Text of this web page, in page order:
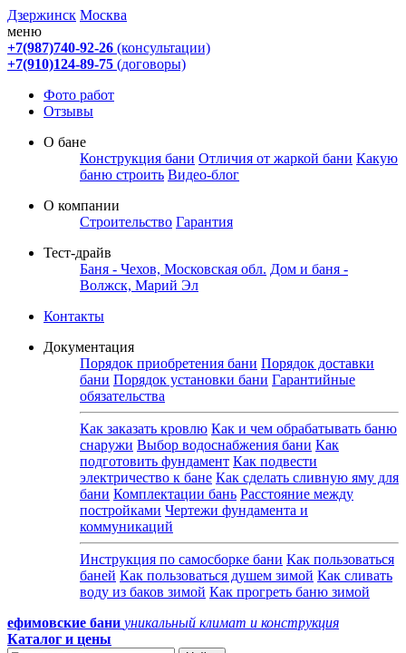
Дзержинск Москва
меню
+7(987)740-92-26 (консультации)
+7(910)124-89-75 (договоры)
Фото работ
Отзывы
О бане
Конструкция бани Отличия от жаркой бани Какую
баню строить Видео-блог
О компании
Строительство Гарантия
Тест-драйв
Баня - Чехов, Московская обл. Дом и баня -
Волжск, Марий Эл
Контакты
Документация
Порядок приобретения бани Порядок доставки
бани Порядок установки бани Гарантийные
обязательства
Как заказать кровлю Как и чем обрабатывать баню
снаружи Выбор водоснабжения бани Как
подготовить фундамент Как подвести
электричество к бане Как сделать сливную яму для
бани Комплектации бань Расстояние между
постройками Чертежи фундамента и
коммуникаций
Инструкция по самосборке бани Как пользоваться
баней Как пользоваться душем зимой Как сливать
воду из баков зимой Как прогреть баню зимой
ефимовские бани уникальный климат и конструкция
Каталог и цены